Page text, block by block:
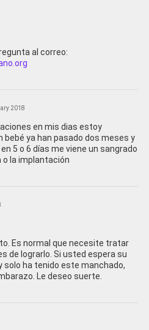
al correo:
2018
en mis dias estoy
bebé ya han pasado dos meses y
5 o 6 días me viene un sangrado
o la implantación
Es normal que necesite tratar
de lograrlo. Si usted espera su
solo ha tenido este manchado,
Le deseo suerte.